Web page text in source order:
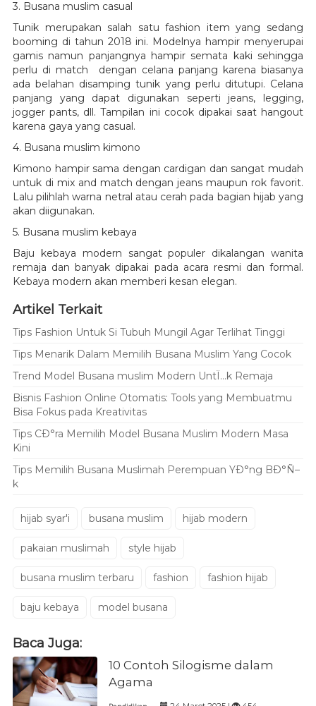
3. Busana muslim casual
Tunik merupakan salah satu fashion item yang sedang
booming di tahun 2018 ini. Modelnya hampir menyerupai
gamis namun panjangnya hampir semata kaki sehingga
perlu di match dengan celana panjang karena biasanya
ada belahan disamping tunik yang perlu ditutupi. Celana
panjang yang dapat digunakan seperti jeans, legging,
jogger pants, dll. Tampilan ini cocok dipakai saat hangout
karena gaya yang casual.
4. Busana muslim kimono
Kimono hampir sama dengan cardigan dan sangat mudah
untuk di mix and match dengan jeans maupun rok favorit.
Lalu pilihlah warna netral atau cerah pada bagian hijab yang
akan diigunakan.
5. Busana muslim kebaya
Baju kebaya modern sangat populer dikalangan wanita
remaja dan banyak dipakai pada acara resmi dan formal.
Kebaya modern akan memberi kesan elegan.
Artikel Terkait
Tips Fashion Untuk Si Tubuh Mungil Agar Terlihat Tinggi
Tips Menarik Dalam Memilih Busana Muslim Yang Cocok
Trend Model Busana muslim Modern UntÏ…k Remaja
Bisnis Fashion Online Otomatis: Tools yang Membuatmu
Bisa Fokus pada Kreativitas
Tips CÐ°ra Memilih Model Busana Muslim Modern Masa
Kini
Tips Memilih Busana Muslimah Perempuan YÐ°ng BÐ°Ñ–
k
hijab syar'i busana muslim hijab modern
pakaian muslimah style hijab
busana muslim terbaru fashion fashion hijab
baju kebaya model busana
Baca Juga:
10 Contoh Silogisme dalam
Agama